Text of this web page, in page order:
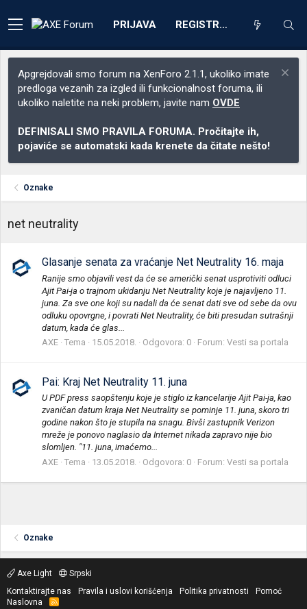
PRIJAVA REGISTRACIJA
Apgrejdovali smo forum na XenForo 2.1.1, ukoliko imate
predloga vezanih za izgled ili funkcionalnost foruma, ili
ukoliko naletite na neki problem, javite nam OVDE
DEFINISALI SMO PRAVILA FORUMA. Pročitajte ih,
pojaviće se automatski kada krenete da čitate nešto!
Oznake
net neutrality
Glasanje senata za vraćanje Net Neutrality 16. maja
Ranije smo objavili vest da će se američki senat usprotiviti odluci
Ajit Pai-ja o trajnom ukidanju Net Neutrality koje je najavljeno 11.
juna. Za sve one koji su nadali da će senat dati sve od sebe da ovu
odluku opovrgne, i povrati Net Neutrality, će biti presudan sutrašnji
datum, kada će glas...
AXE Tema 15.05.2018. Odgovora: 0 Forum: Vesti sa portala
Pai: Kraj Net Neutrality 11. juna
U PDF press saopštenju koje je stiglo iz kancelarije Ajit Pai-ja, kao
zvaničan datum kraja Net Neutrality se pominje 11. juna, skoro tri
godine nakon što je stupila na snagu. Bivši zastupnik Verizon
mreže je ponovo naglasio da Internet nikada zapravo nije bio
slomljen. "11. juna, imaćemo...
AXE Tema 13.05.2018. Odgovora: 0 Forum: Vesti sa portala
Oznake
Axe Light
Srpski
Kontaktirajte nas
Pravila i uslovi korišćenja Politika privatnosti
Pomoć
Naslovna
R